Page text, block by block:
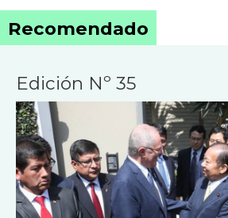
Recomendado
Edición Nº 35